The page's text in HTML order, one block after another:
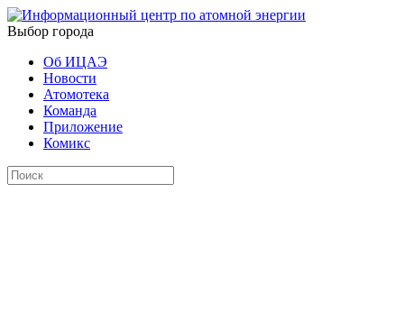
Выбор города
Об ИЦАЭ
Новости
Атомотека
Команда
Приложение
Комикс